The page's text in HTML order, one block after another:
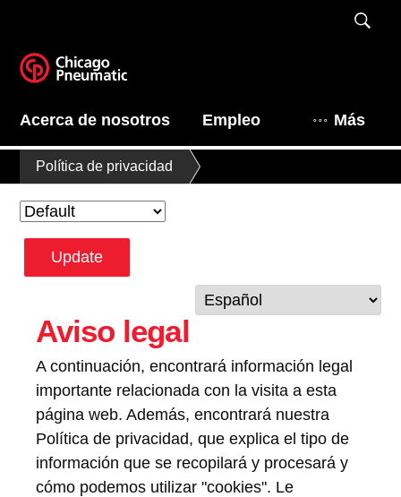
Más
Acerca de nosotros Empleo
Política de privacidad
Update
Aviso legal
A continuación, encontrará información legal
importante relacionada con la visita a esta
página web. Además, encontrará nuestra
Política de privacidad, que explica el tipo de
información que se recopilará y procesará y
cómo podemos utilizar "cookies". Le